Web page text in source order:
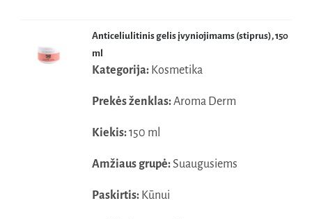
Anticeliulitinis gelis įvyniojimams (stiprus), 150
ml
Kategorija:Kosmetika
Prekės ženklas:Aroma Derm
Kiekis:150 ml
Amžiaus grupė:Suaugusiems
Paskirtis:Kūnui